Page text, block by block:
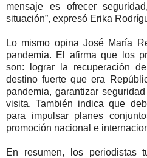
mensaje es ofrecer
situación”, expresó Erika
Lo mismo opina José María
pandemia. El afirma que los
son: lograr la recuperación
destino fuerte que era
pandemia, garantizar
visita. También indica que
para impulsar planes
promoción nacional e
En resumen, los periodistas